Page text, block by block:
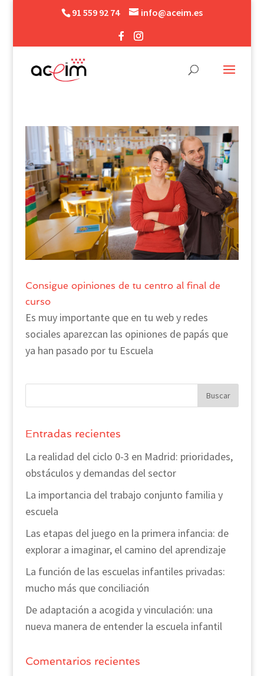
91 559 92 74 info@aceim.es
Consigue opiniones de tu centro al final de
curso
Es muy importante que en tu web y redes
sociales aparezcan las opiniones de papás que
ya han pasado por tu Escuela
Entradas recientes
La realidad del ciclo 0-3 en Madrid: prioridades,
obstáculos y demandas del sector
La importancia del trabajo conjunto familia y
escuela
Las etapas del juego en la primera infancia: de
explorar a imaginar, el camino del aprendizaje
La función de las escuelas infantiles privadas:
mucho más que conciliación
De adaptación a acogida y vinculación: una
nueva manera de entender la escuela infantil
Comentarios recientes